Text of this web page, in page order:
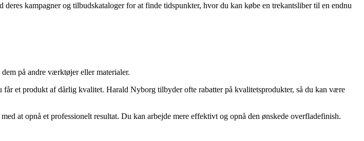
kampagner og tilbudskataloger for at finde tidspunkter, hvor du kan købe en trekantsliber til en endnu
på andre værktøjer eller materialer.
et produkt af dårlig kvalitet. Harald Nyborg tilbyder ofte rabatter på kvalitetsprodukter, så du kan være
at opnå et professionelt resultat. Du kan arbejde mere effektivt og opnå den ønskede overfladefinish.